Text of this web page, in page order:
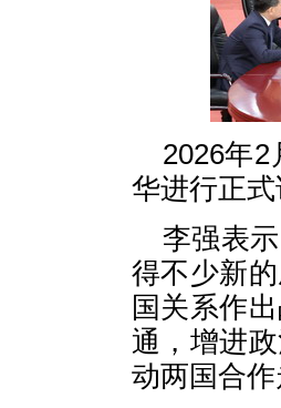
2026年
华进行正
李强表
得不少新
国关系作
通，增进
动两国合